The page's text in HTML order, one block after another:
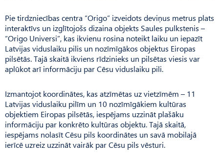
Pie tirdzniecības centra “Origo” izveidots deviņus metrus plats
interaktīvs un izglītojošs dizaina objekts Saules pulkstenis –
“Origo Universi”, kas ikvienu rosina noteikt laiku un iepazīt
Latvijas viduslaiku pilis un nozīmīgākos objektus Eiropas
pilsētās. Tajā skaitā ikviens rīdzinieks un pilsētas viesis var
aplūkot arī informāciju par Cēsu viduslaiku pili.
Izmantojot koordinātes, kas atzīmētas uz vietzīmēm – 11
Latvijas viduslaiku pilīm un 10 nozīmīgākiem kultūras
objektiem Eiropas pilsētās, iespējams uzzināt plašāku
informāciju par konkrēto kultūras objektu. Tajā skaitā,
iespējams nolasīt Cēsu pils koordinātes un savā mobilajā
ierīcē uzreiz uzzināt vairāk par Cēsu pils vēsturi.